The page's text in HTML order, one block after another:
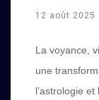
12 août 2025
La voyance,
une
l’astrologie